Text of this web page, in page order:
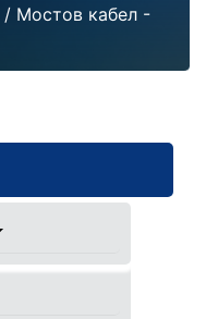
/ Мостов кабел -